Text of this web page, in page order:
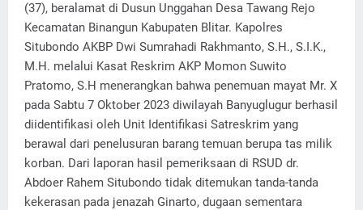
(37), beralamat di Dusun Unggahan Desa Tawang Rejo
Kecamatan Binangun Kabupaten Blitar. Kapolres
Situbondo AKBP Dwi Sumrahadi Rakhmanto, S.H., S.I.K.,
M.H. melalui Kasat Reskrim AKP Momon Suwito
Pratomo, S.H menerangkan bahwa penemuan mayat Mr. X
pada Sabtu 7 Oktober 2023 diwilayah Banyuglugur berhasil
diidentifikasi oleh Unit Identifikasi Satreskrim yang
berawal dari penelusuran barang temuan berupa tas milik
korban. Dari laporan hasil pemeriksaan di RSUD dr.
Abdoer Rahem Situbondo tidak ditemukan tanda-tanda
kekerasan pada jenazah Ginarto, dugaan sementara